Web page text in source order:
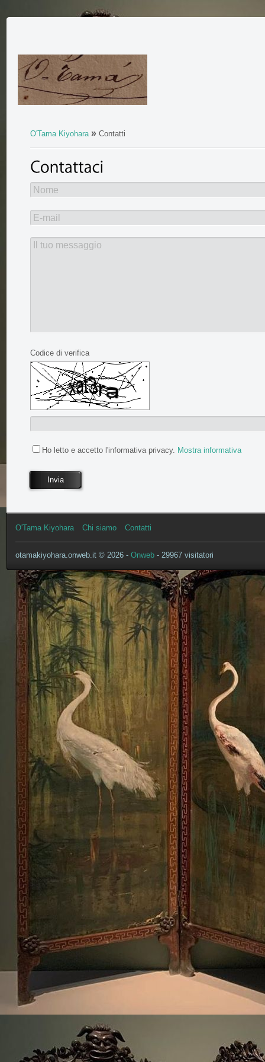
O'Tama Kiyohara » Contatti
Nome
E-mail
Il tuo messaggio
Codice di verifica
Ho letto e accetto l'informativa privacy. Mostra informativa
Invia
O'Tama Kiyohara Chi siamo Contatti
otamakiyohara.onweb.it © 2026 - Onweb - 29967 visitatori